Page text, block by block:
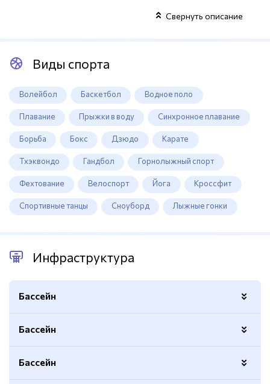
Свернуть описание
Виды спорта
Волейбол Баскетбол Водное поло
Плавание Прыжки в воду Синхронное плавание
Борьба Бокс Дзюдо Карате
Тхэквондо Гандбол Горнолыжный спорт
Фехтование Велоспорт Йога Кроссфит
Спортивные танцы Сноуборд Лыжные гонки
Инфраструктура
Бассейн
Площадь
Бассейн
Спортивный
Бассейн